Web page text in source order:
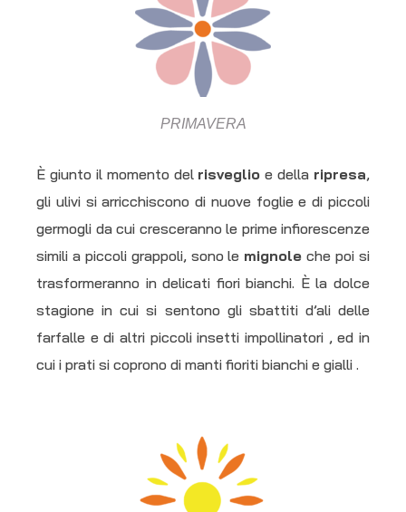
PRIMAVERA
È giunto il momento del risveglio e della ripresa,
gli ulivi si arricchiscono di nuove foglie e di piccoli
germogli da cui cresceranno le prime infiorescenze
simili a piccoli grappoli, sono le mignole che poi si
trasformeranno in delicati fiori bianchi. È la dolce
stagione in cui si sentono gli sbattiti d’ali delle
farfalle e di altri piccoli insetti impollinatori , ed in
cui i prati si coprono di manti fioriti bianchi e gialli .